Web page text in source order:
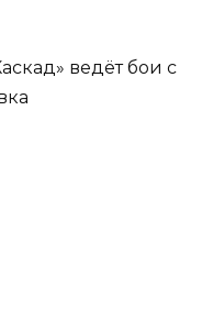
ведёт бои с